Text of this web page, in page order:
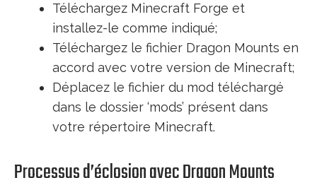
Téléchargez Minecraft Forge et
installez-le comme indiqué;
Téléchargez le fichier Dragon Mounts en
accord avec votre version de Minecraft;
Déplacez le fichier du mod téléchargé
dans le dossier ‘mods’ présent dans
votre répertoire Minecraft.